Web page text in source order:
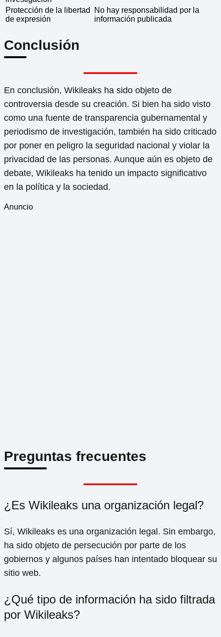
Protección de la libertad
de expresión
No hay responsabilidad por la
información publicada
Conclusión
En conclusión, Wikileaks ha sido objeto de
controversia desde su creación. Si bien ha sido visto
como una fuente de transparencia gubernamental y
periodismo de investigación, también ha sido criticado
por poner en peligro la seguridad nacional y violar la
privacidad de las personas. Aunque aún es objeto de
debate, Wikileaks ha tenido un impacto significativo
en la política y la sociedad.
Anuncio
Preguntas frecuentes
¿Es Wikileaks una organización legal?
Sí, Wikileaks es una organización legal. Sin embargo,
ha sido objeto de persecución por parte de los
gobiernos y algunos países han intentado bloquear su
sitio web.
¿Qué tipo de información ha sido filtrada
por Wikileaks?